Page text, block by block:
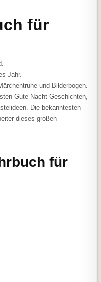
für
Jahr.
und Bilderbogen.
Gute-Nacht-Geschichten,
Die bekanntesten
dieses großen
für